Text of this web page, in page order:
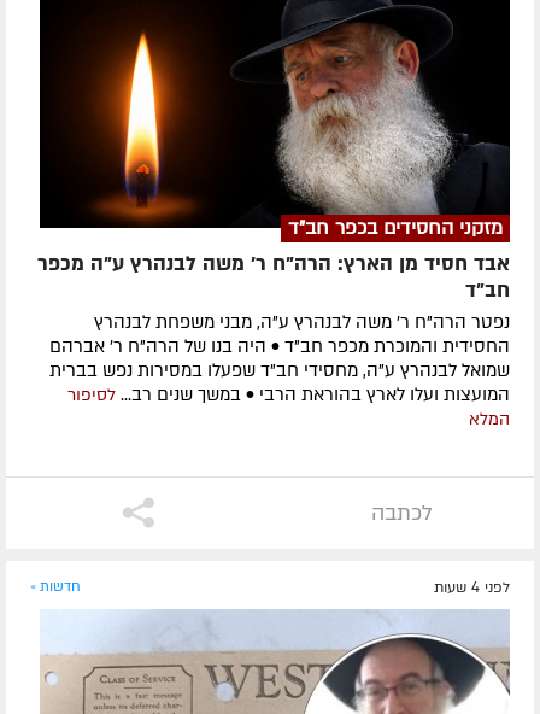
מזקני החסידים בכפר חב"ד
אבד חסיד מן הארץ: הרה"ח ר' משה לבנהרץ ע"ה מכפר
חב"ד
נפטר הרה"ח ר' משה לבנהרץ ע"ה, מבני משפחת לבנהרץ
החסידית והמוכרת מכפר חב"ד • היה בנו של הרה"ח ר' אברהם
שמואל לבנהרץ ע"ה, מחסידי חב"ד שפעלו במסירות נפש בברית
המועצות ועלו לארץ בהוראת הרבי • במשך שנים רב... לסיפור
המלא
לכתבה
לפני 4 שעות חדשות »